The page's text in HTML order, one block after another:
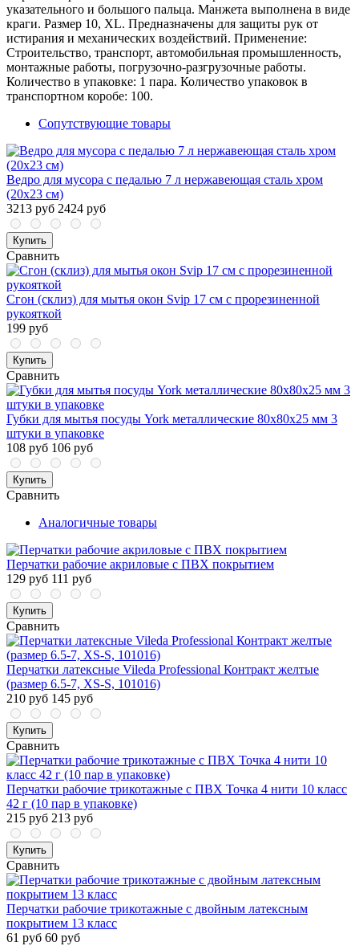
указательного и большого пальца. Манжета выполнена в виде
краги. Размер 10, XL. Предназначены для защиты рук от
истирания и механических воздействий. Применение:
Строительство, транспорт, автомобильная промышленность,
монтажные работы, погрузочно-разгрузочные работы.
Количество в упаковке: 1 пара. Количество упаковок в
транспортном коробе: 100.
Сопутствующие товары
Ведро для мусора с педалью 7 л нержавеющая сталь хром
(20х23 см)
3213 руб 2424 руб
Купить
Сравнить
Сгон (склиз) для мытья окон Svip 17 см с прорезиненной
рукояткой
199 руб
Купить
Сравнить
Губки для мытья посуды York металлические 80x80x25 мм 3
штуки в упаковке
108 руб 106 руб
Купить
Сравнить
Аналогичные товары
Перчатки рабочие акриловые с ПВХ покрытием
129 руб 111 руб
Купить
Сравнить
Перчатки латексные Vileda Professional Контракт желтые
(размер 6.5-7, ХS-S, 101016)
210 руб 145 руб
Купить
Сравнить
Перчатки рабочие трикотажные с ПВХ Точка 4 нити 10 класс
42 г (10 пар в упаковке)
215 руб 213 руб
Купить
Сравнить
Перчатки рабочие трикотажные с двойным латексным
покрытием 13 класс
61 руб 60 руб